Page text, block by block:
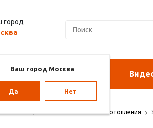
город
Ваш город Москва
Да Нет
Горелки
Сервис
Москве Автоматические котлы отопления